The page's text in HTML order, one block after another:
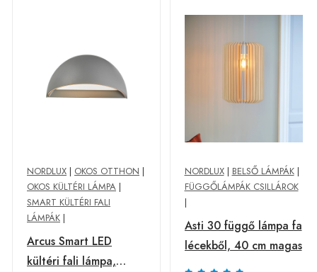
NORDLUX | OKOS OTTHON |
OKOS KÜLTÉRI LÁMPA |
SMART KÜLTÉRI FALI
LÁMPÁK |
Arcus Smart LED
kültéri fali lámpa,
NORDLUX| BELSŐ LÁMPÁK|
FÜGGŐLÁMPÁK CSILLÁROK
|
Asti 30 függő lámpa fa
lécekből, 40 cm magas